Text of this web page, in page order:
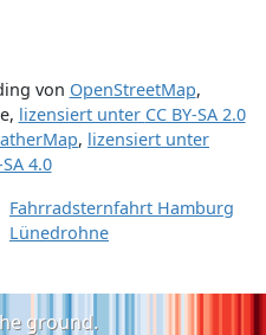
von OpenStreetMap,
, lizensiert unter CC BY-SA 2.0
, lizensiert unter
SA 4.0
Fahrradsternfahrt Hamburg
Lünedrohne
ground.